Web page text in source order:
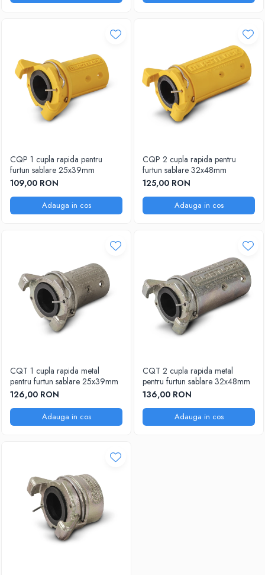
CQP 1 cupla rapida pentru
furtun sablare 25x39mm
109,00 RON
Adauga in cos
CQP 2 cupla rapida pentru
furtun sablare 32x48mm
125,00 RON
Adauga in cos
CQT 1 cupla rapida metal
pentru furtun sablare 25x39mm
126,00 RON
Adauga in cos
CQT 2 cupla rapida metal
pentru furtun sablare 32x48mm
136,00 RON
Adauga in cos